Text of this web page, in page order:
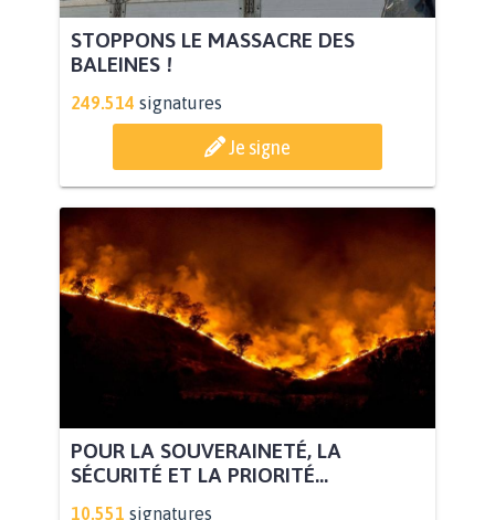
STOPPONS LE MASSACRE DES
BALEINES !
249.514 signatures
Je signe
POUR LA SOUVERAINETÉ, LA
SÉCURITÉ ET LA PRIORITÉ...
10.551 signatures